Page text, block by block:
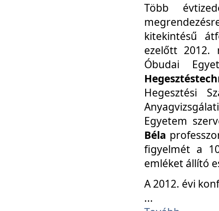
Több
kitekintésű
ezelőtt 2012.
Óbudai
Hegesztési
Egyetem
Béla
figyelmét a
emléket állító
A 2012. évi
...